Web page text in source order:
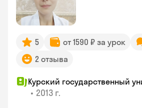
5 от 1590 ₽ за урок
2 отзыва
Курский государственный
• 2013 г.